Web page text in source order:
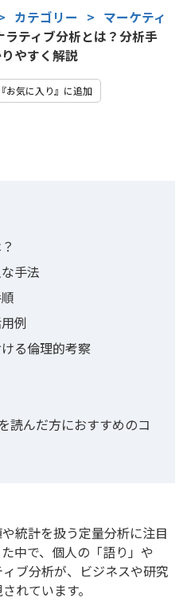
カテゴリー > マーケティ
ラティブ分析とは？分析手
やすく解説
お気に入り』に追加
手法
例
る倫理的考察
読んだ方におすすめのコ
統計を扱う定量分析に注目
中で、個人の「語り」や
ィブ分析が、ビジネスや研究
れています。